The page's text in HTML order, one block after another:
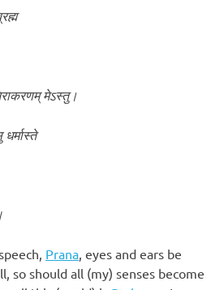
मेऽस्तु।
Prana , eyes and ears be
so should all (my) senses become